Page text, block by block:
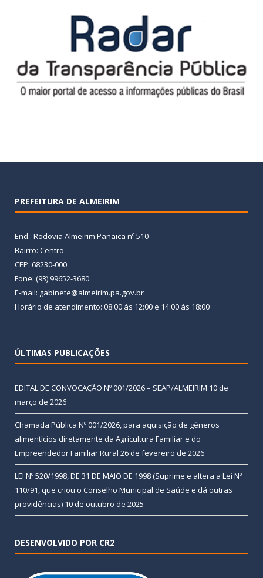
PREFEITURA DE ALMEIRIM
End.: Rodovia Almeirim Panaica nº 510
Bairro: Centro
CEP: 68230-000
Fone: (93) 99652-3680
E-mail: gabinete@almeirim.pa.gov.br
Horário de atendimento: 08:00 às 12:00 e 14:00 às 18:00
ÚLTIMAS PUBLICAÇÕES
EDITAL DE CONVOCAÇÃO Nº 001/2026 – SEAP/ALMEIRIM 10 de
março de 2026
Chamada Pública Nº 001/2026, para aquisição de gêneros
alimentícios diretamente da Agricultura Familiar e do
Empreendedor Familiar Rural 26 de fevereiro de 2026
LEI Nº 520/1998, DE 31 DE MAIO DE 1998 (Suprime e altera a Lei Nº
110/91, que criou o Conselho Municipal de Saúde e dá outras
providências) 10 de outubro de 2025
DESENVOLVIDO POR CR2